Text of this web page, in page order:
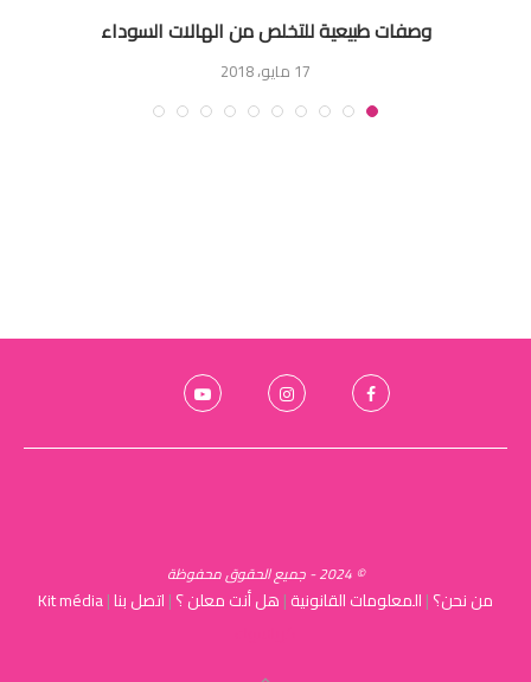
وصفات طبيعية للتخلص من الهالات السوداء
17 مايو، 2018
© 2024 - جميع الحقوق محفوظة
من نحن؟|المعلومات القانونية|هل أنت معلن ؟|اتصل بنا|
Kit média